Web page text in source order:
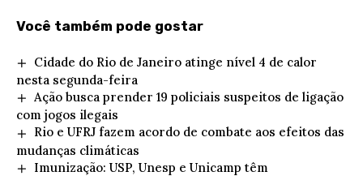
Você também pode gostar
Cidade do Rio de Janeiro atinge nível 4 de calor
nesta segunda-feira
Ação busca prender 19 policiais suspeitos de ligação
com jogos ilegais
Rio e UFRJ fazem acordo de combate aos efeitos das
mudanças climáticas
Imunização: USP, Unesp e Unicamp têm